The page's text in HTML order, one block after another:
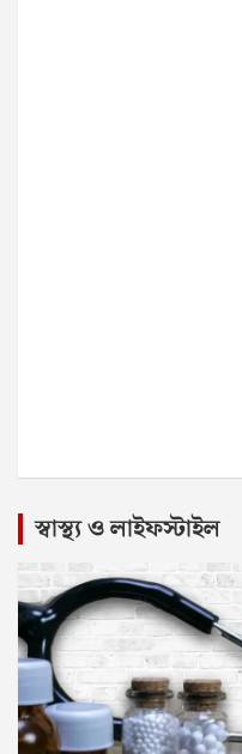
স্বাস্থ্য ও লাইফস্টাইল